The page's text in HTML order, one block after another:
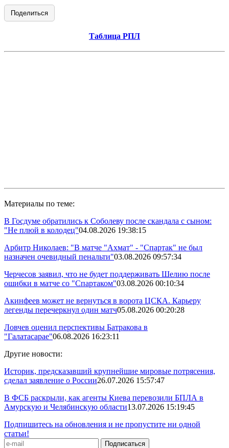
Поделиться
Таблица РПЛ
Материалы по теме:
В Госдуме обратились к Соболеву после скандала с сыном:
"Не плюй в колодец"04.08.2026 19:38:15
Арбитр Николаев: "В матче "Ахмат" - "Спартак" не был
назначен очевидный пенальти"03.08.2026 09:57:34
Черчесов заявил, что не будет поддерживать Шелию после
ошибки в матче со "Спартаком"03.08.2026 00:10:34
Акинфеев может не вернуться в ворота ЦСКА. Карьеру
легенды перечеркнул один матч05.08.2026 00:20:28
Ловчев оценил перспективы Батракова в
"Галатасарае"06.08.2026 16:23:11
Другие новости:
Историк, предсказавший крупнейшие мировые потрясения,
сделал заявление о России26.07.2026 15:57:47
В ФСБ раскрыли, как агенты Киева перевозили БПЛА в
Амурскую и Челябинскую области13.07.2026 15:19:45
Подпишитесь на обновления и не пропустите ни одной
статьи!